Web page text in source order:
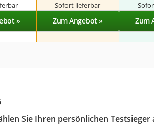
Sofort lieferbar
» Zum Angebot » Zum
Sie Ihren persönlichen Testsieger